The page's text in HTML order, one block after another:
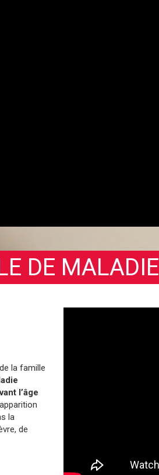
DE MALADIE
la famille
l’âge
la
de